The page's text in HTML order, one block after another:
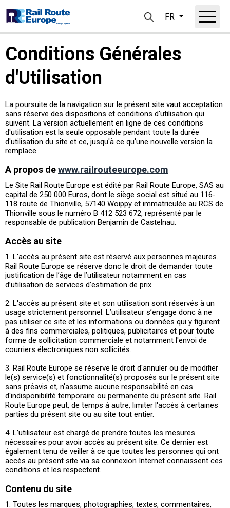
Aller
au
contenu
principal
FR
Rechercher
Conditions Générales
d'Utilisation
La poursuite de la navigation sur le présent site vaut acceptation
sans réserve des dispositions et conditions d'utilisation qui
suivent. La version actuellement en ligne de ces conditions
d'utilisation est la seule opposable pendant toute la durée
d'utilisation du site et ce, jusqu'à ce qu'une nouvelle version la
remplace.
A propos dewww.railrouteeurope.com
Le Site Rail Route Europe est édité par Rail Route Europe, SAS au
capital de 250 000 Euros, dont le siège social est situé au 116-
118 route de Thionville, 57140 Woippy et immatriculée au RCS de
Thionville sous le numéro B 412 523 672, représenté par le
responsable de publication Benjamin de Castelnau.
Accès au site
1. L'accès au présent site est réservé aux personnes majeures.
Rail Route Europe se réserve donc le droit de demander toute
justification de l’âge de l’utilisateur notamment en cas
d’utilisation de services d’estimation de prix.
2. L'accès au présent site et son utilisation sont réservés à un
usage strictement personnel. L’utilisateur s’engage donc à ne
pas utiliser ce site et les informations ou données qui y figurent
à des fins commerciales, politiques, publicitaires et pour toute
forme de sollicitation commerciale et notamment l'envoi de
courriers électroniques non sollicités.
3. Rail Route Europe se réserve le droit d'annuler ou de modifier
le(s) service(s) et fonctionnalité(s) proposés sur le présent site
sans préavis et, n'assume aucune responsabilité en cas
d'indisponibilité temporaire ou permanente du présent site. Rail
Route Europe peut, de temps à autre, limiter l'accès à certaines
parties du présent site ou au site tout entier.
4. L’utilisateur est chargé de prendre toutes les mesures
nécessaires pour avoir accès au présent site. Ce dernier est
également tenu de veiller à ce que toutes les personnes qui ont
accès au présent site via sa connexion Internet connaissent ces
conditions et les respectent.
Contenu du site
1. Toutes les marques, photographies, textes, commentaires,